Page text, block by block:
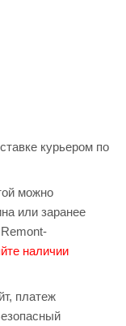
курьером по
можно
или заранее
наличии
платеж